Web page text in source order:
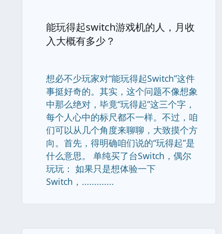
能玩得起switch游戏机的人，月收
入大概有多少？
想必不少玩家对“能玩得起Switch”这件
事挺好奇的。其实，这个问题不像想象
中那么绝对，毕竟“玩得起”这三个字，
每个人心中的标尺都不一样。不过，咱
们可以从几个角度来聊聊，大致摸个方
向。首先，得明确咱们说的“玩得起”是
什么意思。 单纯买了台Switch，偶尔
玩玩： 如果只是想体验一下
Switch，.............